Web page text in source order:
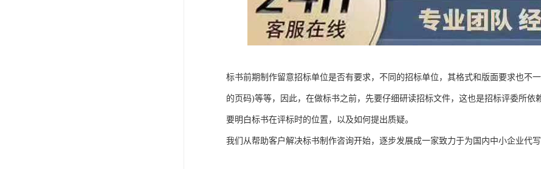
标书前期制作留意招标单位是否有要求，不同的招标单位，其格式和版面要求也不
的页码)等等，因此，在做标书之前，先要仔细研读招标文件，这也是招标评委所
要明白标书在评标时的位置，以及如何提出质疑。
我们从帮助客户解决标书制作咨询开始，逐步发展成一家致力于为国内中小企业代